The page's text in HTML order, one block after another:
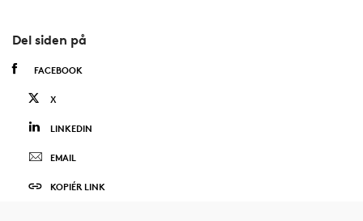
Del siden på
FACEBOOK
X
LINKEDIN
EMAIL
KOPIÉR LINK